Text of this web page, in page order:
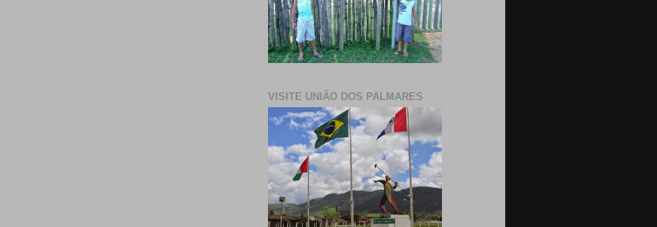
VISITE UNIÃO DOS PALMARES